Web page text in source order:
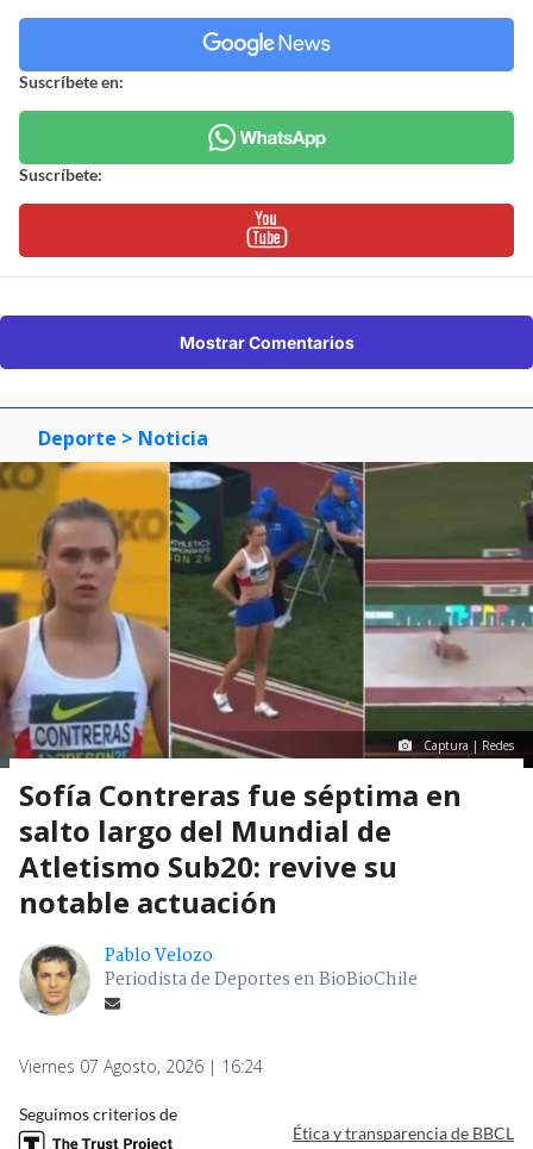
Suscríbete en:
Suscríbete:
Mostrar Comentarios
Deporte > Noticia
Captura | Redes
Sofía Contreras fue séptima en
salto largo del Mundial de
Atletismo Sub20: revive su
notable actuación
Pablo Velozo
Periodista de Deportes en BioBioChile
Viernes 07 Agosto, 2026 | 16:24
Seguimos criterios de
Ética y transparencia de BBCL